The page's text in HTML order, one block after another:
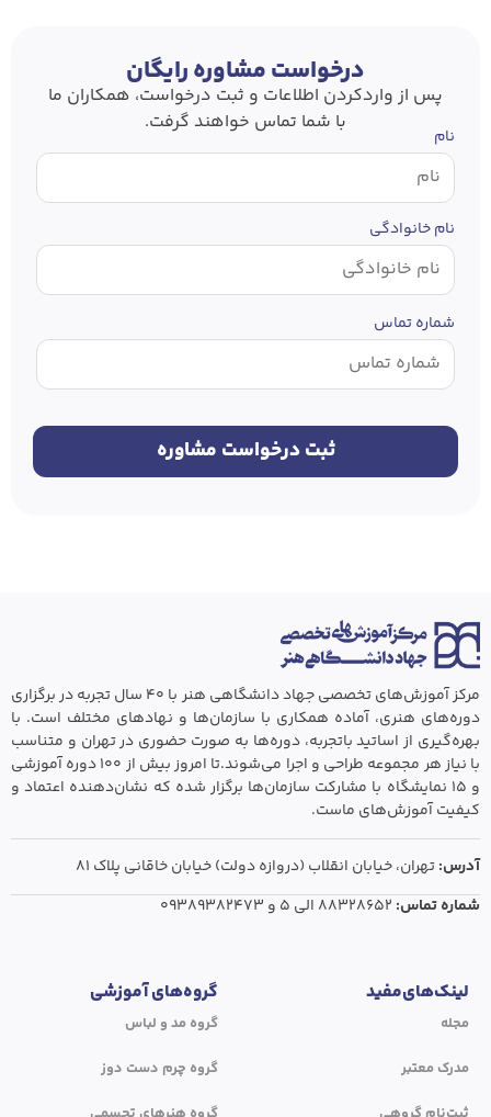
درخواست مشاوره رایگان
پس از وارد‌کردن اطلاعات و ثبت درخواست، همکاران ما
با شما تماس خواهند گرفت.
نام
نام خانوادگی
شماره تماس
مرکز آموزش‌های تخصصی جهاد دانشگاهی هنر با ۴۰ سال تجربه در برگزاری
دوره‌های هنری، آماده همکاری با سازمان‌ها و نهادهای مختلف است. با
بهره‌گیری از اساتید باتجربه، دوره‌ها به صورت حضوری در تهران و متناسب
با نیاز هر مجموعه طراحی و اجرا می‌شوند.تا امروز بیش از ۱۰۰ دوره آموزشی
و ۱۵ نمایشگاه با مشارکت سازمان‌ها برگزار شده که نشان‌دهنده اعتماد و
کیفیت آموزش‌های ماست.
آدرس:تهران،‌ خیابان انقلاب (دروازه دولت) خیابان خاقانی پلاک ۸۱
شماره تماس: ۸۸۳۲۸۶۵۲ الی ۵ و ۰۹۳۸۹۳۸۲۴۷۳
لینک‌های‌مفید
مجله
مدرک معتبر
گروه‌های آموزشی
گروه مد و لباس
گروه چرم دست دوز